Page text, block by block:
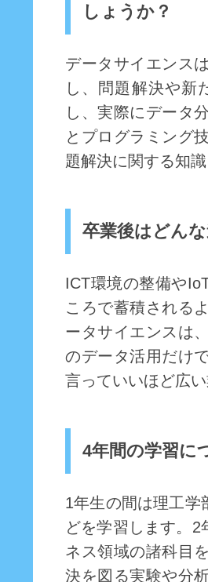
しょうか？
データサイエンス
し、問題解決や新
し、実際にデータ
とプログラミング
題解決に関する知
卒業後はどん
ICT環境の整備や
ころで蓄積される
ータサイエンスは
のデータ活用だけ
言っていいほど広
4年間の学習に
1年生の間は理工学
どを学習します。
ネス領域の諸科目
決を図る実験や分